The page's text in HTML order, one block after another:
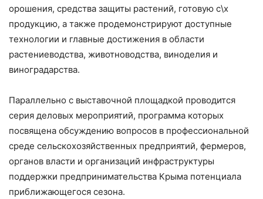
орошения, средства защиты растений, готовую с\х
продукцию, а также продемонстрируют доступные
технологии и главные достижения в области
растениеводства, животноводства, виноделия и
виноградарства.
Параллельно с выставочной площадкой проводится
серия деловых мероприятий, программа которых
посвящена обсуждению вопросов в профессиональной
среде сельскохозяйственных предприятий, фермеров,
органов власти и организаций инфраструктуры
поддержки предпринимательства Крыма потенциала
приближающегося сезона.